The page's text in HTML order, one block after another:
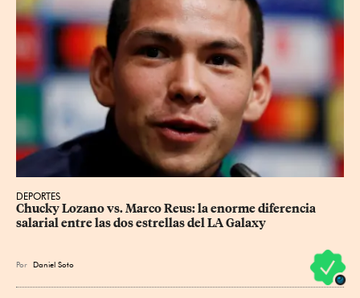
DEPORTES
Chucky Lozano vs. Marco Reus: la enorme diferencia
salarial entre las dos estrellas del LA Galaxy
Por Daniel Soto